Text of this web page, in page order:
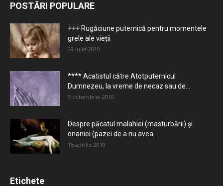
POSTĂRI POPULARE
+++ Rugăciune puternică pentru momentele
grele ale vieţii
28 iulie 2010
**** Acatistul către Atotputernicul
Dumnezeu, la vreme de necaz sau de...
5 octombrie 2010
Despre păcatul malahiei (masturbării) şi
onaniei (pazei de a nu avea...
15 aprilie 2010
Etichete